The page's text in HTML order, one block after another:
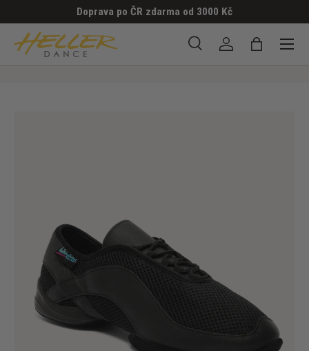
PŘESKOČIT NA OBSAH
Doprava po ČR zdarma od 3000 Kč
HledatPřihlásit se
Taška
Menu